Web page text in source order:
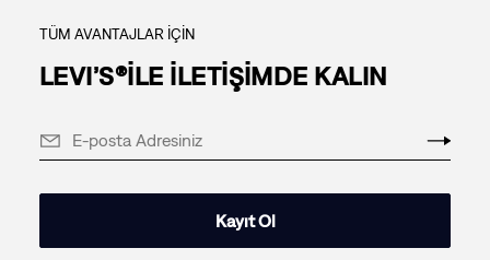
TÜM AVANTAJLAR İÇİN
LEVI’S®İLE İLETİŞİMDE KALIN
Kayıt Ol